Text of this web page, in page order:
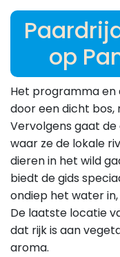
op
Het programma en
door een dicht bos,
Vervolgens gaat
waar ze de lokale
dieren in het wild
biedt de gids
ondiep het water
De laatste locatie
dat rijk is aan
aroma.